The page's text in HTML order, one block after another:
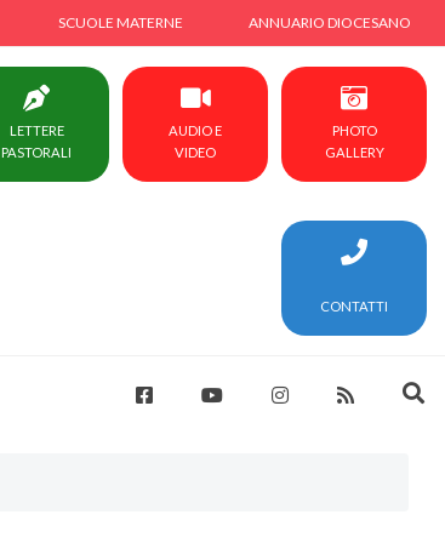
SCUOLE MATERNE ANNUARIO DIOCESANO
LETTERE
PASTORALI
AUDIO E
VIDEO
PHOTO
GALLERY
CONTATTI